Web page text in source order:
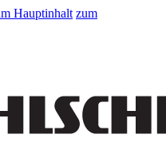
Hauptinhalt zum